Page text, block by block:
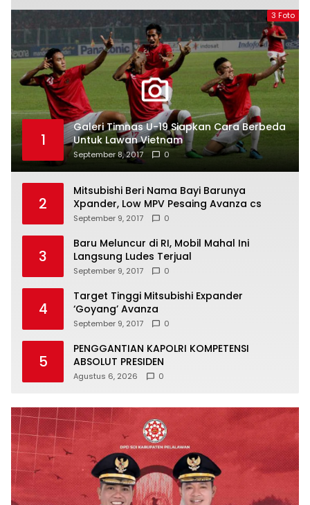
3 Foto
1
Galeri Timnas U-19 Siapkan Cara Berbeda
Untuk Lawan Vietnam
September 8, 2017 0
2
Mitsubishi Beri Nama Bayi Barunya
Xpander, Low MPV Pesaing Avanza cs
September 9, 2017 0
3
Baru Meluncur di RI, Mobil Mahal Ini
Langsung Ludes Terjual
September 9, 2017 0
4
Target Tinggi Mitsubishi Expander
‘Goyang’ Avanza
September 9, 2017 0
5
PENGGANTIAN KAPOLRI KOMPETENSI
ABSOLUT PRESIDEN
Agustus 6, 2026 0